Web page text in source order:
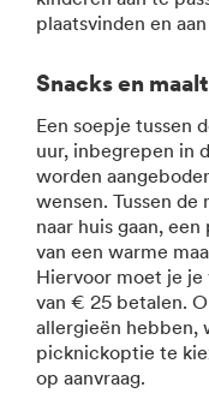
plaatsvinden en
Snacks en
Een soepje tussen
uur, inbegrepen in
worden
wensen. Tussen
naar huis gaan,
van een warme
Hiervoor moet je
van € 25 betalen.
allergieën hebben,
picknickoptie te
op aanvraag.